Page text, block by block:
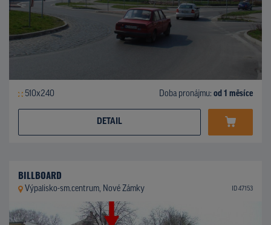
510x240 Doba pronájmu: od 1 měsíce
DETAIL
BILLBOARD
Výpalisko-sm.centrum, Nové Zámky ID 47153